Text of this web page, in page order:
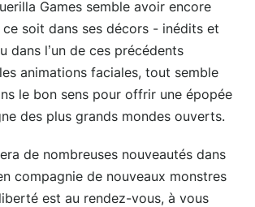
Games semble avoir encore
ce soit dans ses décors - inédits et
dans l’un de ces précédents
animations faciales, tout semble
le bon sens pour offrir une épopée
des plus grands mondes ouverts.
de nombreuses nouveautés dans
compagnie de nouveaux monstres
est au rendez-vous, à vous